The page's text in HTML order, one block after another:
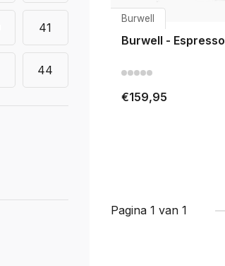
41
44
Burwell
Burwell - Espresso
€159,95
Pagina 1 van 1